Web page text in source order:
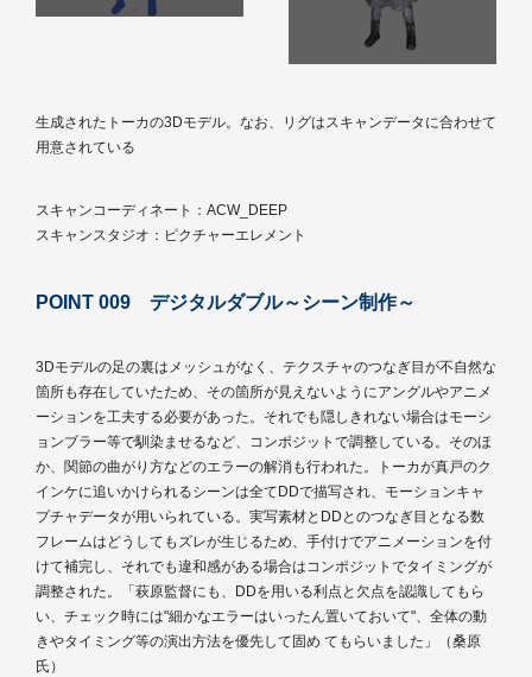
生成されたトーカの3Dモデル。なお、リグはスキャンデータに合わせて
用意されている
スキャンコーディネート：ACW_DEEP
スキャンスタジオ：ピクチャーエレメント
POINT 009 デジタルダブル～シーン制作～
3Dモデルの足の裏はメッシュがなく、テクスチャのつなぎ目が不自然な
箇所も存在していたため、その箇所が見えないようにアングルやアニメ
ーションを工夫する必要があった。それでも隠しきれない場合はモーシ
ョンブラー等で馴染ませるなど、コンポジットで調整している。そのほ
か、関節の曲がり方などのエラーの解消も行われた。トーカが真戸のク
インケに追いかけられるシーンは全てDDで描写され、モーションキャ
プチャデータが用いられている。実写素材とDDとのつなぎ目となる数
フレームはどうしてもズレが生じるため、手付けでアニメーションを付
けて補完し、それでも違和感がある場合はコンポジットでタイミングが
調整された。「萩原監督にも、DDを用いる利点と欠点を認識してもら
い、チェック時には"細かなエラーはいったん置いておいて"、全体の動
きやタイミング等の演出方法を優先して固め てもらいました」（桑原
氏）